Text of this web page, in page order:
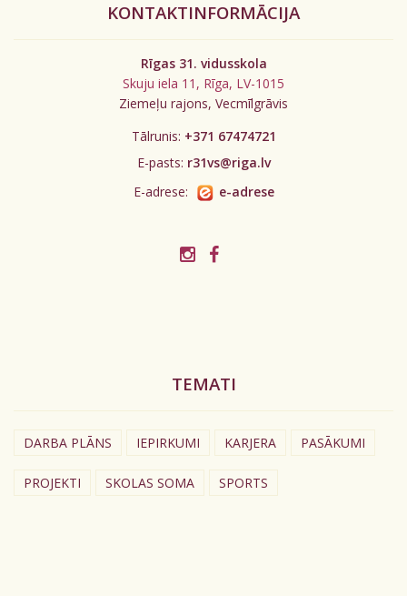
KONTAKTINFORMĀCIJA
Rīgas 31. vidusskola
Skuju iela 11, Rīga, LV-1015
Ziemeļu rajons, Vecmīlgrāvis
Tālrunis: +371 67474721
E-pasts: r31vs@riga.lv
E-adrese:
e-adrese
TEMATI
DARBA PLĀNS IEPIRKUMI KARJERA PASĀKUMI
PROJEKTI SKOLAS SOMA SPORTS